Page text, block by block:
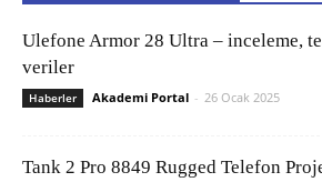
Ulefone Armor 28 Ultra – inceleme,
veriler
Haberler Akademi Portal - 26 Ocak 2025
Tank 2 Pro 8849 Rugged Telefon